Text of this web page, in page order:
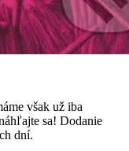
však už iba
sa! Dodanie
dní.